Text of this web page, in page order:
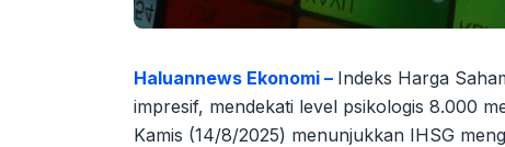
Haluannews Ekonomi – Indeks Harga
impresif, mendekati level psikologis 8.000
Kamis (14/8/2025) menunjukkan IHSG